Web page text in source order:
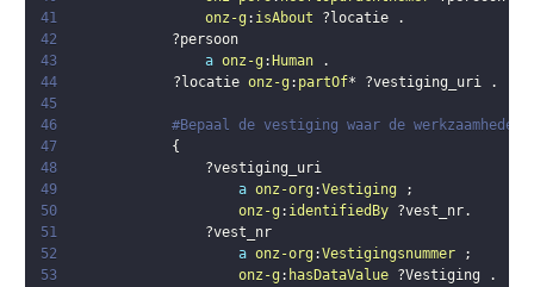
41
onz-g : isAbout ?locatie
.
42
?persoon
43
a onz-g : Human
.
44
?locatie onz-g : partOf* ?vestiging_uri
.
45
46
#Bepaal de vestiging waar de
47
{
48
?vestiging_uri
49
a onz-org :Vestiging
;
50
onz-g : identifiedBy ?vest_nr.
51
?vest_nr
52
a onz-org :Vestigingsnummer
;
53
onz-g : hasDataValue ?Vestiging
.